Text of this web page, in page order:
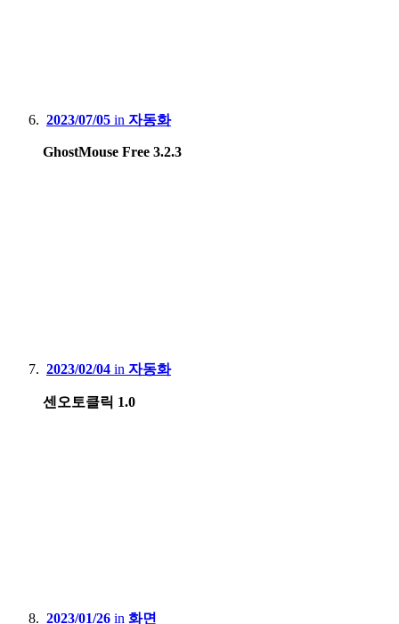
2023/07/05 in 자동화
GhostMouse Free 3.2.3
2023/02/04 in 자동화
센오토클릭 1.0
2023/01/26 in 화면